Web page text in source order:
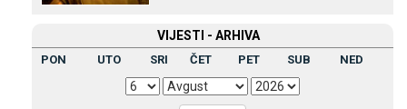
VIЈESTI - ARHIVA
PON UTO SRI ČET PET SUB NED